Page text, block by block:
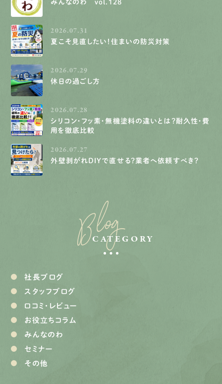
みんなのわ vol.128
2026.07.31
夏こそ見直したい！住まいの防災対策
2026.07.29
休日の過ごし方
2026.07.28
シリコン・フッ素・無機塗料の違いとは？耐久性・費
用を徹底比較
2026.07.27
外壁剥がれDIYで直せる？業者へ依頼すべき？
Blog
CATEGORY
社長ブログ
スタッフブログ
口コミ・レビュー
お役立ちコラム
みんなのわ
セミナー
その他